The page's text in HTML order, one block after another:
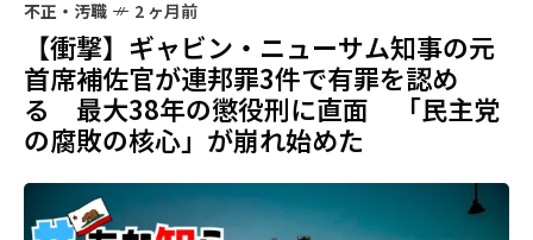
不正・汚職 2 ヶ月前
【衝撃】ギャビン・ニューサム知事の元
首席補佐官が連邦罪3件で有罪を認め
る 最大38年の懲役刑に直面 「民主党
の腐敗の核心」が崩れ始めた